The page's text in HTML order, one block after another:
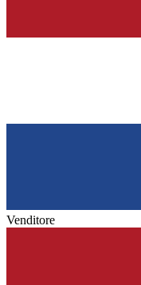
Venditore